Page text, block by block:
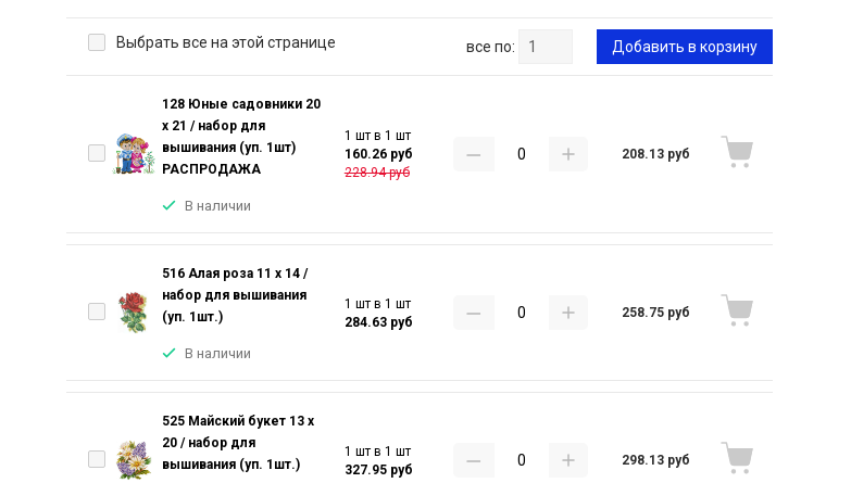
Выбрать все на этой странице все по: Добавить в корзину
128 Юные садовники 20
х 21 / набор для
вышивания (уп. 1шт)
РАСПРОДАЖА
В наличии
1 шт в 1 шт
160.26 руб
228.94 руб
208.13 руб
516 Алая роза 11 х 14 /
набор для вышивания
(уп. 1шт.)
В наличии
1 шт в 1 шт
284.63 руб
258.75 руб
525 Майский букет 13 х
20 / набор для
вышивания (уп. 1шт.)
1 шт в 1 шт
327.95 руб
298.13 руб